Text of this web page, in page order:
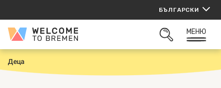
съдържанието
БЪЛГАРСКИ
Welcome
ОТВОРИ
МЕНЮ
Н
а
Деца